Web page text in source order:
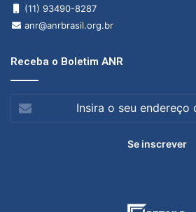
(11) 93490-8287
anr@anrbrasil.org.br
Receba o Boletim ANR